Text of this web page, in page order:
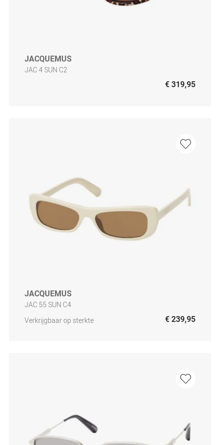
JACQUEMUS
JAC 4 SUN C2
€ 319,95
JACQUEMUS
JAC 55 SUN C4
Verkrijgbaar op sterkte
€ 239,95